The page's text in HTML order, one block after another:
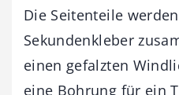
Die Seitenteile
Sekundenkleber
einen gefalzten
eine Bohrung für ein